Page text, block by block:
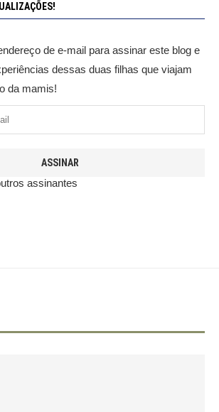
de e-mail para assinar este blog e
dessas duas filhas que viajam
da mamis!
ASSINAR
assinantes